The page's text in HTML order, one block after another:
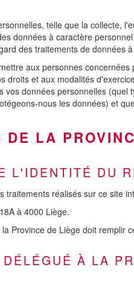
telle que la collecte,
données à caractère
des traitements de données
aux personnes
droits et aux modalités
données personnelles
nous les données) et
LA
L'IDENTITÉ DU
traitements réalisés sur ce site
à 4000 Liège.
Province de Liège doit remplir
À LA